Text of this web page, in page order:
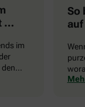
…
im
So
die